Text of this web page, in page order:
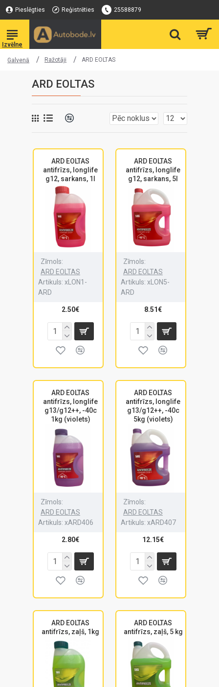
Pieslēgties Reģistrēties 25588879
Galvenā Ražotāji ARD EOLTAS
ARD EOLTAS
ARD EOLTAS
antifrīzs, longlife
g12, sarkans, 1l
Zīmols:
ARD EOLTAS
Artikuls: xLON1-
ARD
2.50€
ARD EOLTAS
antifrīzs, longlife
g12, sarkans, 5l
Zīmols:
ARD EOLTAS
Artikuls: xLON5-
ARD
8.51€
ARD EOLTAS
antifrīzs, longlife
g13/g12++, -40c
1kg (violets)
Zīmols:
ARD EOLTAS
Artikuls: xARD406
2.80€
ARD EOLTAS
antifrīzs, longlife
g13/g12++, -40c
5kg (violets)
Zīmols:
ARD EOLTAS
Artikuls: xARD407
12.15€
ARD EOLTAS
antifrīzs, zaļš, 1kg
ARD EOLTAS
antifrīzs, zaļš, 5 kg